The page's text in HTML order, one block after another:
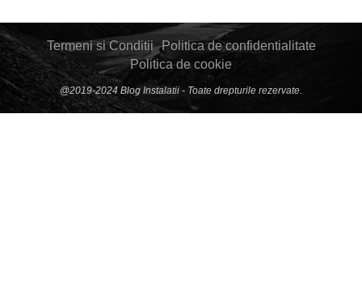
Termeni si Conditii Politica de confidentialitate
Politica de cookie
@2019-2024 Blog Instalatii - Toate drepturile rezervate.